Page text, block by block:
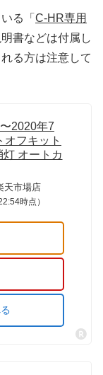
る「 C-HR専用
書などは付属し
る方は注意して
2020年7
フキット
オートカ
天市場店
時点）